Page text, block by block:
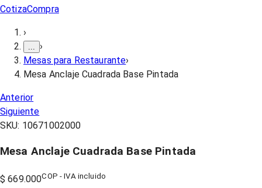
CotizaCompra
›
›
Mesas para Restaurante›
Mesa Anclaje Cuadrada Base Pintada
Anterior
Siguiente
SKU: 10671002000
Mesa Anclaje Cuadrada Base Pintada
$ 669.000COP - IVA incluido